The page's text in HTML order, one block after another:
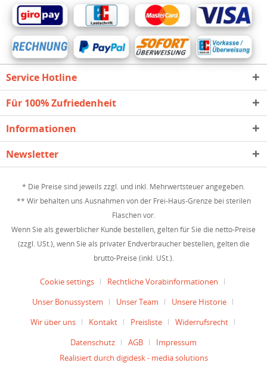
Service Hotline
Für 100% Zufriedenheit
Informationen
Newsletter
* Die Preise sind jeweils zzgl. und inkl. Mehrwertsteuer angegeben.
** Wir behalten uns Ausnahmen von der Frei-Haus-Grenze bei sterilen
Flaschen vor.
Wenn Sie als gewerblicher Kunde bestellen, gelten für Sie die netto-Preise
(zzgl. USt.), wenn Sie als privater Endverbraucher bestellen, gelten die
brutto-Preise (inkl. USt.).
Cookie settings
Rechtliche Vorabinformationen
Unser Bonussystem
Unser Team
Unsere Historie
Wir über uns
Kontakt Preisliste
Widerrufsrecht
Datenschutz
AGB
Impressum
Realisiert durch digidesk - media solutions